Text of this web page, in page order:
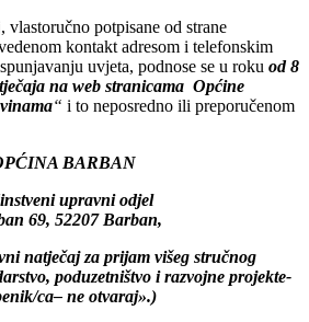
vlastoručno potpisane od strane
kontakt adresom i telefonskim
uvjeta, podnose se u roku od 8
na web stranicama Općine
“ i to neposredno ili preporučenom
BARBAN
upravni odjel
69, 52207 Barban,
natječaj za prijam višeg stručnog
poduzetništvo i razvojne projekte-
ca– ne otvaraj».)